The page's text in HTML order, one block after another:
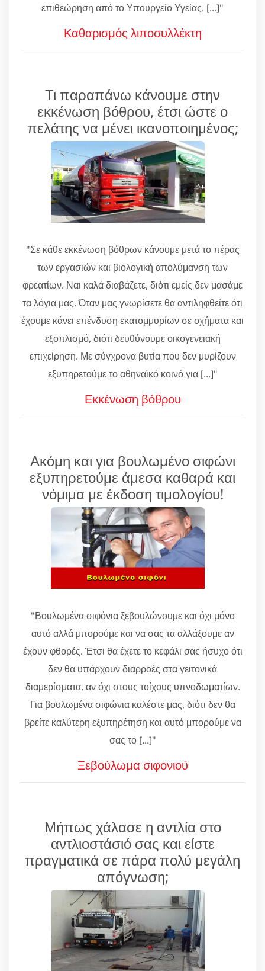
επιθεώρηση από το Υπουργείο Υγείας. [...]"
Καθαρισμός λιποσυλλέκτη
Τι παραπάνω κάνουμε στην
εκκένωση βόθρου, έτσι ώστε ο
πελάτης να μένει ικανοποιημένος;
"Σε κάθε εκκένωση βόθρων κάνουμε μετά το πέρας
των εργασιών και βιολογική απολύμανση των
φρεατίων. Ναι καλά διαβάζετε, διότι εμείς δεν μασάμε
τα λόγια μας. Όταν μας γνωρίσετε θα αντιληφθείτε ότι
έχουμε κάνει επένδυση εκατομμυρίων σε οχήματα και
εξοπλισμό, διότι δευθύνουμε οικογενειακή
επιχείρηση. Με σύγχρονα βυτία που δεν μυρίζουν
εξυπηρετούμε το αθηναϊκό κοινό για [...]"
Εκκένωση βόθρου
Ακόμη και για βουλωμένο σιφώνι
εξυπηρετούμε άμεσα καθαρά και
νόμιμα με έκδοση τιμολογίου!
"Βουλωμένα σιφόνια ξεβουλώνουμε και όχι μόνο
αυτό αλλά μπορούμε και να σας τα αλλάξουμε αν
έχουν φθορές. Έτσι θα έχετε το κεφάλι σας ήσυχο ότι
δεν θα υπάρχουν διαρροές στα γειτονικά
διαμερίσματα, αν όχι στους τοίχους υπνοδωματίων.
Για βουλωμένα σιφώνια καλέστε μας, διότι δεν θα
βρείτε καλύτερη εξυπηρέτηση και αυτό μπορούμε να
σας το [...]"
Ξεβούλωμα σιφονιού
Μήπως χάλασε η αντλία στο
αντλιοστάσιό σας και είστε
πραγματικά σε πάρα πολύ μεγάλη
απόγνωση;